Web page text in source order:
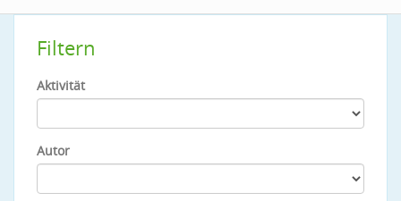
Filtern
Aktivität
Autor